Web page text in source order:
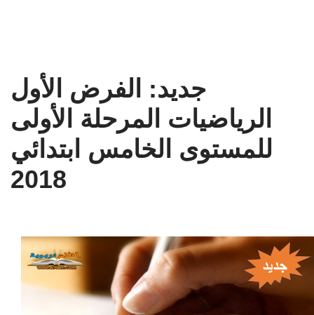
جديد: الفرض الأول
الرياضيات المرحلة الأولى
للمستوى الخامس ابتدائي
2018